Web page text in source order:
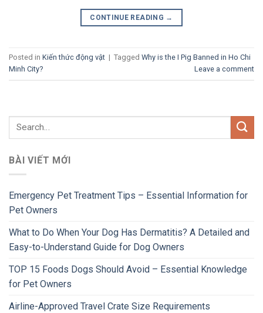
CONTINUE READING →
Posted in Kiến thức động vật | Tagged Why is the I Pig Banned in Ho Chi
Minh City?
Leave a comment
BÀI VIẾT MỚI
Emergency Pet Treatment Tips – Essential Information for
Pet Owners
What to Do When Your Dog Has Dermatitis? A Detailed and
Easy-to-Understand Guide for Dog Owners
TOP 15 Foods Dogs Should Avoid – Essential Knowledge
for Pet Owners
Airline-Approved Travel Crate Size Requirements